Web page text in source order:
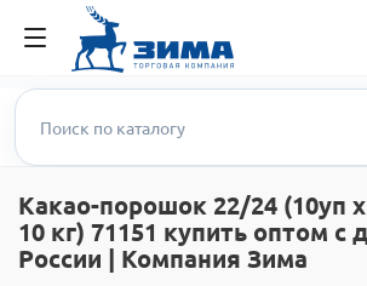
Какао-порошок 22/24 (10уп
10 кг) 71151 купить оптом с
России | Компания Зима